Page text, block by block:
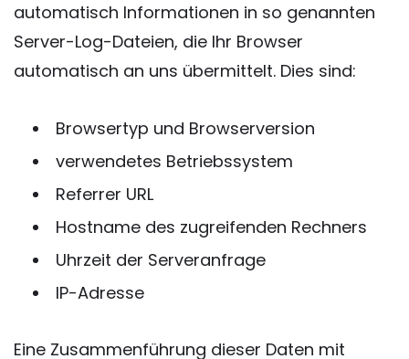
automatisch Informationen in so genannten
Server-Log-Dateien, die Ihr Browser
automatisch an uns übermittelt. Dies sind:
Browsertyp und Browserversion
verwendetes Betriebssystem
Referrer URL
Hostname des zugreifenden Rechners
Uhrzeit der Serveranfrage
IP-Adresse
Eine Zusammenführung dieser Daten mit